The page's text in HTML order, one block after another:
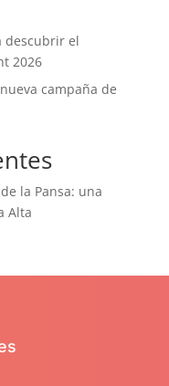
descubrir el
2026
campaña de
la Pansa: una
Alta